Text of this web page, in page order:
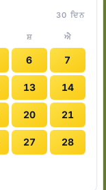
30 ਦਿਨ
ਸ਼ ਐ
6 7
13 14
20 21
27 28